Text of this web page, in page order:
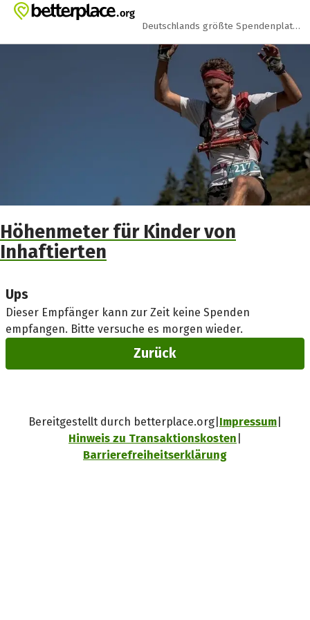
Zum Hauptinhalt springen
Erklärung zur Barrierefreiheit anzeigen
Deutschlands größte Spendenplattform
Höhenmeter für Kinder von
Inhaftierten
Ups
Dieser Empfänger kann zur Zeit keine Spenden
empfangen. Bitte versuche es morgen wieder.
Zurück
Bereitgestellt durch betterplace.org Impressum
Hinweis zu Transaktionskosten
Barrierefreiheitserklärung